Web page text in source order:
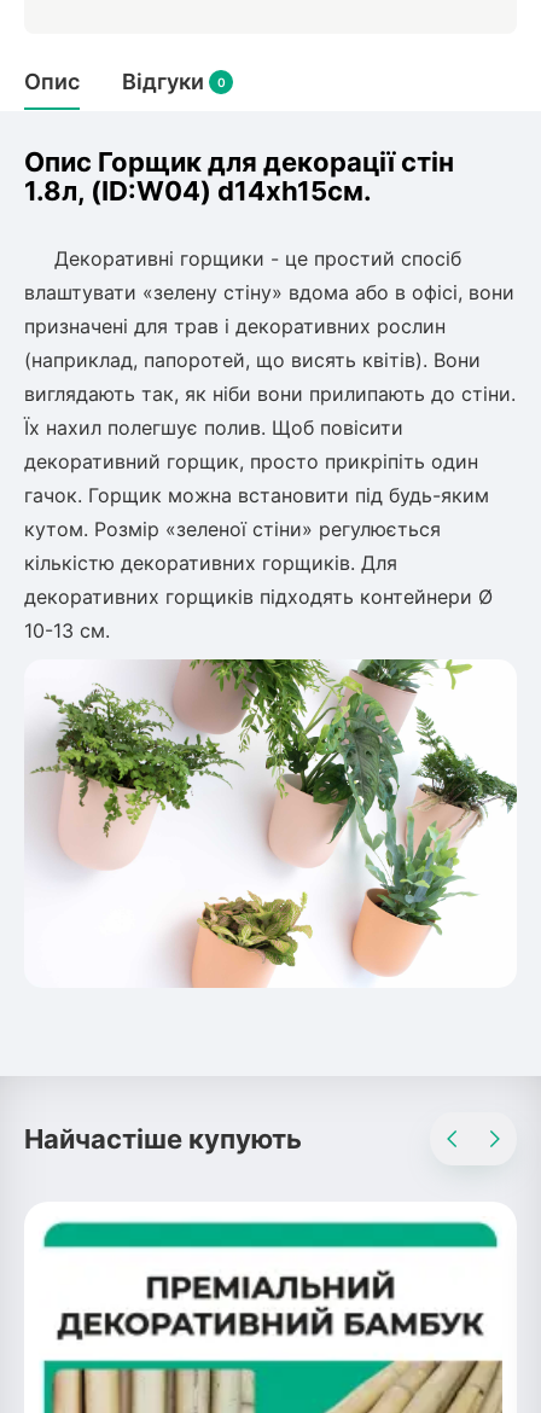
Опис Відгуки 0
Опис Горщик для декорації стін
1.8л, (ID:W04) d14хh15см.
Декоративні горщики - це простий спосіб
влаштувати «зелену стіну» вдома або в офісі, вони
призначені для трав і декоративних рослин
(наприклад, папоротей, що висять квітів). Вони
виглядають так, як ніби вони прилипають до стіни.
Їх нахил полегшує полив. Щоб повісити
декоративний горщик, просто прикріпіть один
гачок. Горщик можна встановити під будь-яким
кутом. Розмір «зеленої стіни» регулюється
кількістю декоративних горщиків. Для
декоративних горщиків підходять контейнери Ø
10-13 см.
Найчастіше купують